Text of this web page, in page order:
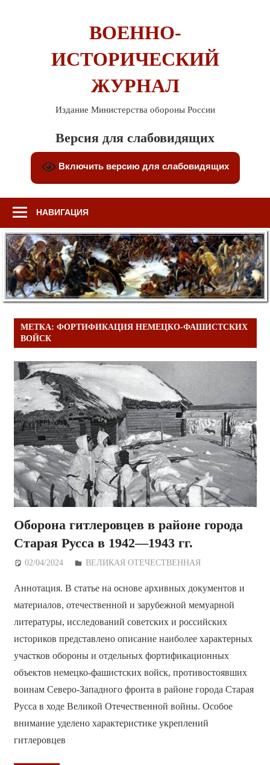
ВОЕННО-
ИСТОРИЧЕСКИЙ
ЖУРНАЛ
Издание Министерства обороны России
Версия для слабовидящих
Включить версию для слабовидящих
НАВИГАЦИЯ
МЕТКА: ФОРТИФИКАЦИЯ НЕМЕЦКО-ФАШИСТСКИХ
ВОЙСК
Оборона гитлеровцев в районе города
Старая Русса в 1942—1943 гг.
02/04/2024 Дежурный по Редакции
ВЕЛИКАЯ ОТЕЧЕСТВЕННАЯ
Аннотация. В статье на основе архивных документов и
материалов, отечественной и зарубежной мемуарной
литературы, исследований советских и российских
историков представлено описание наиболее характерных
участков обороны и отдельных фортификационных
объектов немецко-фашистских войск, противостоявших
воинам Северо-Западного фронта в районе города Старая
Русса в ходе Великой Отечественной войны. Особое
внимание уделено характеристике укреплений
гитлеровцев